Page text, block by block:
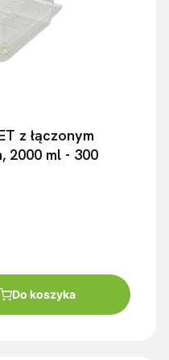
z łączonym
2000 ml - 300
Do koszyka